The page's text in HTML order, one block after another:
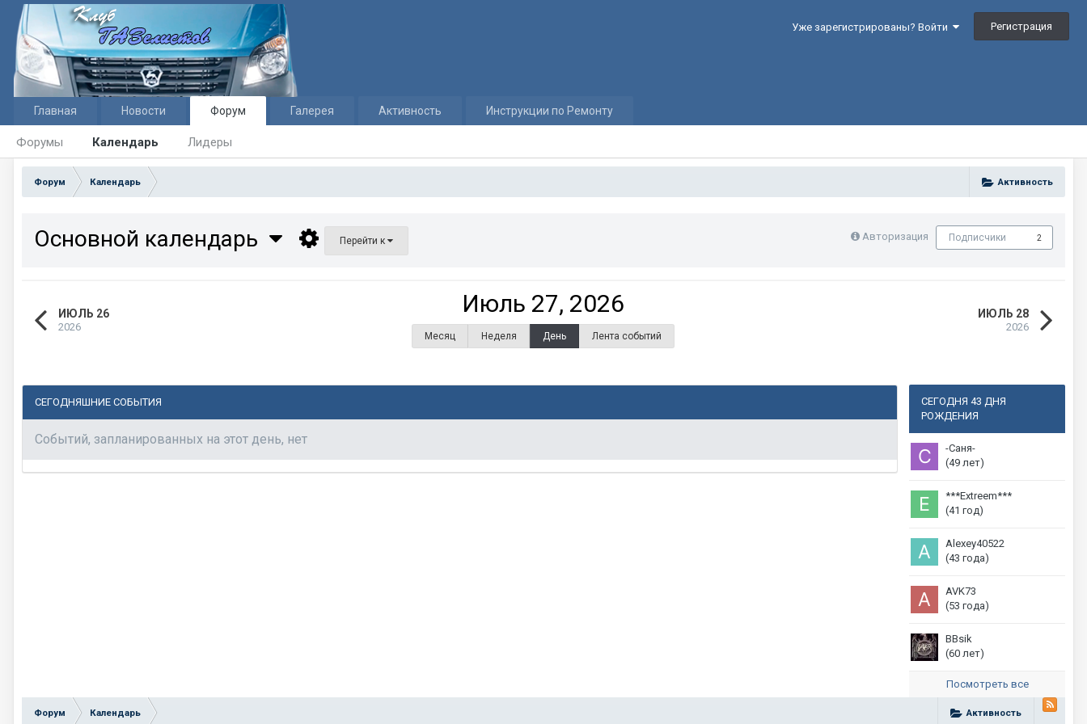
Уже зарегистрированы? Войти Регистрация
Главная Новости Форум
Форумы Календарь Лидеры
Галерея Активность Инструкции по Ремонту
Активность
Форум Календарь
Авторизация Подписчики 2
Основной календарь Перейти к
ИЮЛЬ 26
2026
Июль 27, 2026
Месяц Неделя День Лента событий
ИЮЛЬ 28
2026
СЕГОДНЯШНИЕ СОБЫТИЯ
Событий, запланированных на этот день, нет
СЕГОДНЯ 43 ДНЯ
РОЖДЕНИЯ
-Саня-
(49 лет)
***Extreem***
(41 год)
Alexey40522
(43 года)
AVK73
(53 года)
BBsik
(60 лет)
Посмотреть все
Активность
Форум Календарь